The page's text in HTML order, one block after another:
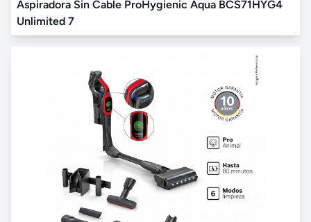
Aspiradora Sin Cable ProHygienic Aqua BCS71HYG4
Unlimited 7